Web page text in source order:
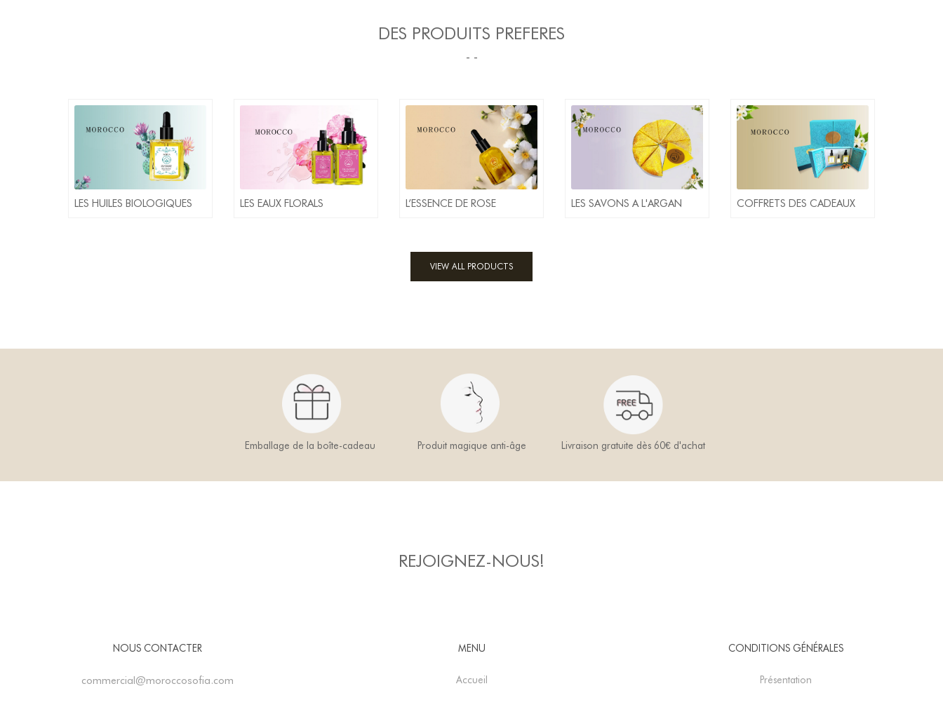
DES PRODUITS PREFERES
- -
LES HUILES BIOLOGIQUES LES EAUX FLORALS L’ESSENCE DE ROSE LES SAVONS A L'ARGAN COFFRETS DES CADEAUX
VIEW ALL PRODUCTS
Emballage de la boîte-cadeau Produit magique anti-âge Livraison gratuite dès 60€ d'achat
REJOIGNEZ-NOUS!
NOUS CONTACTER
commercial@moroccosofia.com
MENU
Accueil
CONDITIONS GÉNÉRALES
Présentation